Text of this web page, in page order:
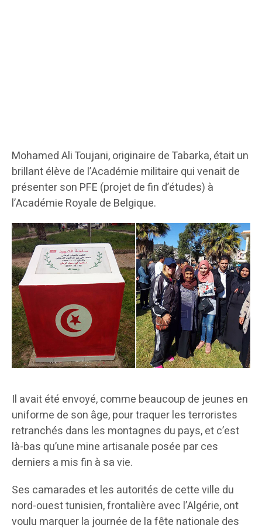
Mohamed Ali Toujani, originaire de Tabarka, était un
brillant élève de l’Académie militaire qui venait de
présenter son PFE (projet de fin d’études) à
l’Académie Royale de Belgique.
Il avait été envoyé, comme beaucoup de jeunes en
uniforme de son âge, pour traquer les terroristes
retranchés dans les montagnes du pays, et c’est
là-bas qu’une mine artisanale posée par ces
derniers a mis fin à sa vie.
Ses camarades et les autorités de cette ville du
nord-ouest tunisien, frontalière avec l’Algérie, ont
voulu marquer la journée de la fête nationale des